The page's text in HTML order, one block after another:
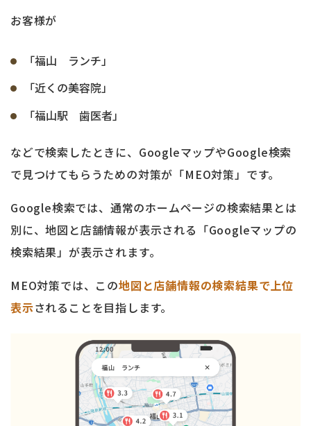
お客様が
「福山 ランチ」
「近くの美容院」
「福山駅 歯医者」
などで検索したときに、GoogleマップやGoogle検索
で見つけてもらうための対策が「MEO対策」です。
Google検索では、通常のホームページの検索結果とは
別に、地図と店舗情報が表示される「Googleマップの
検索結果」が表示されます。
MEO対策では、この地図と店舗情報の検索結果で上位
表示されることを目指します。